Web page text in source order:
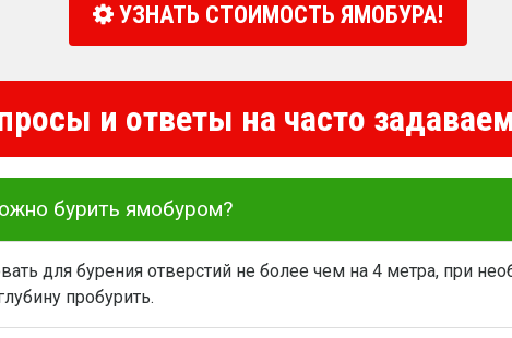
УЗНАТЬ СТОИМОСТЬ ЯМОБУРА!
и ответы на часто
бурить ямобуром?
для бурения отверстий не более чем на 4 метра, при
пробурить.